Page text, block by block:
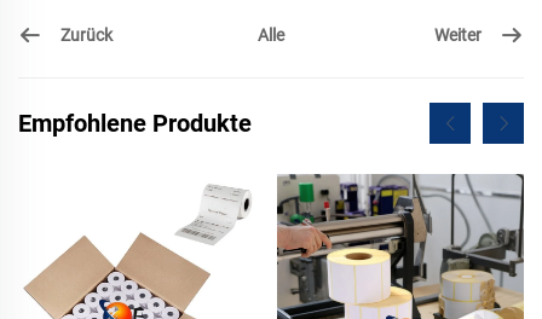
Zurück Alle Weiter
Empfohlene Produkte